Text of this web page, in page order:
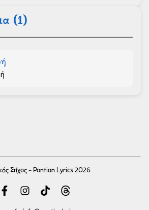
(1)
Στίχος - Pontian Lyrics 2026